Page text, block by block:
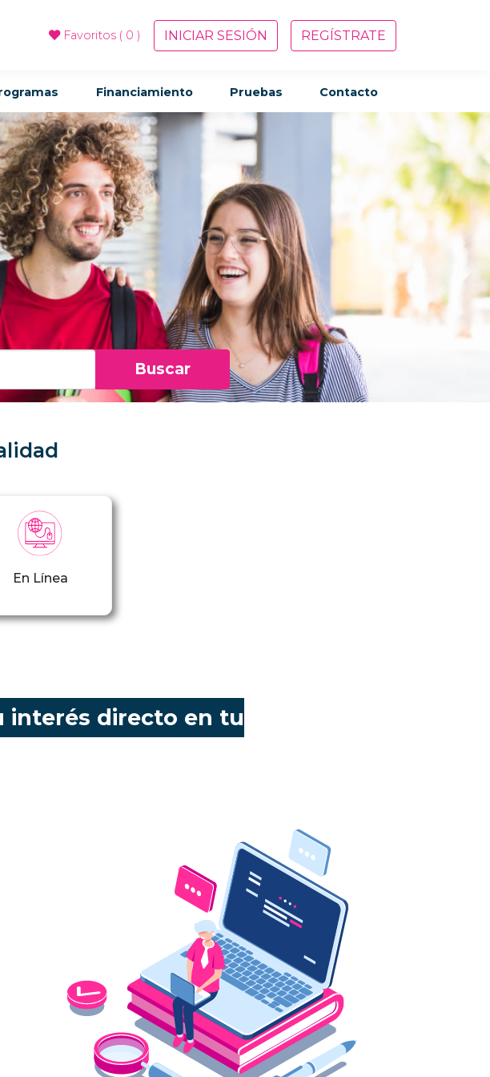
Favoritos ( 0 ) INICIAR SESIÓN REGÍSTRATE
Financiamiento Pruebas Contacto
Buscar
En Línea
interés directo en tu